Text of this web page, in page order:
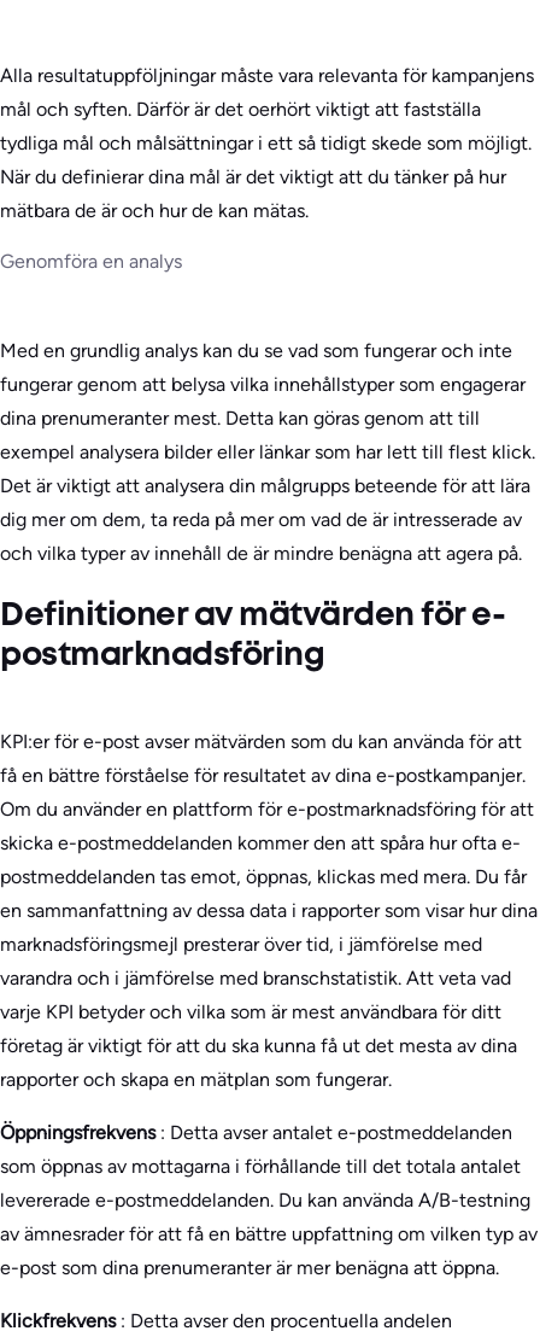
Alla resultatuppföljningar måste vara relevanta för kampanjens
mål och syften. Därför är det oerhört viktigt att fastställa
tydliga mål och målsättningar i ett så tidigt skede som möjligt.
När du definierar dina mål är det viktigt att du tänker på hur
mätbara de är och hur de kan mätas.
Genomföra en analys
Med en grundlig analys kan du se vad som fungerar och inte
fungerar genom att belysa vilka innehållstyper som engagerar
dina prenumeranter mest. Detta kan göras genom att till
exempel analysera bilder eller länkar som har lett till flest klick.
Det är viktigt att analysera din målgrupps beteende för att lära
dig mer om dem, ta reda på mer om vad de är intresserade av
och vilka typer av innehåll de är mindre benägna att agera på.
Definitioner av mätvärden för e-
postmarknadsföring
KPI:er för e-post avser mätvärden som du kan använda för att
få en bättre förståelse för resultatet av dina e-postkampanjer.
Om du använder en plattform för e-postmarknadsföring för att
skicka e-postmeddelanden kommer den att spåra hur ofta e-
postmeddelanden tas emot, öppnas, klickas med mera. Du får
en sammanfattning av dessa data i rapporter som visar hur dina
marknadsföringsmejl presterar över tid, i jämförelse med
varandra och i jämförelse med branschstatistik. Att veta vad
varje KPI betyder och vilka som är mest användbara för ditt
företag är viktigt för att du ska kunna få ut det mesta av dina
rapporter och skapa en mätplan som fungerar.
Öppningsfrekvens : Detta avser antalet e-postmeddelanden
som öppnas av mottagarna i förhållande till det totala antalet
levererade e-postmeddelanden. Du kan använda A/B-testning
av ämnesrader för att få en bättre uppfattning om vilken typ av
e-post som dina prenumeranter är mer benägna att öppna.
Klickfrekvens : Detta avser den procentuella andelen